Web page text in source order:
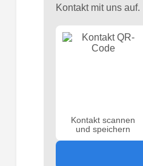
Kontakt mit uns auf.
Kontakt scannen
und speichern